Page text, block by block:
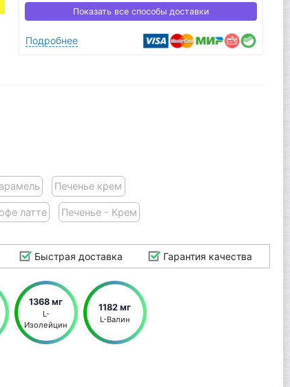
Показать все способы доставки
Подробнее
Печенье крем
латте Печенье - Крем
Быстрая доставка Гарантия качества
1368 мг
L-
Изолейцин
1182 мг
L-Валин